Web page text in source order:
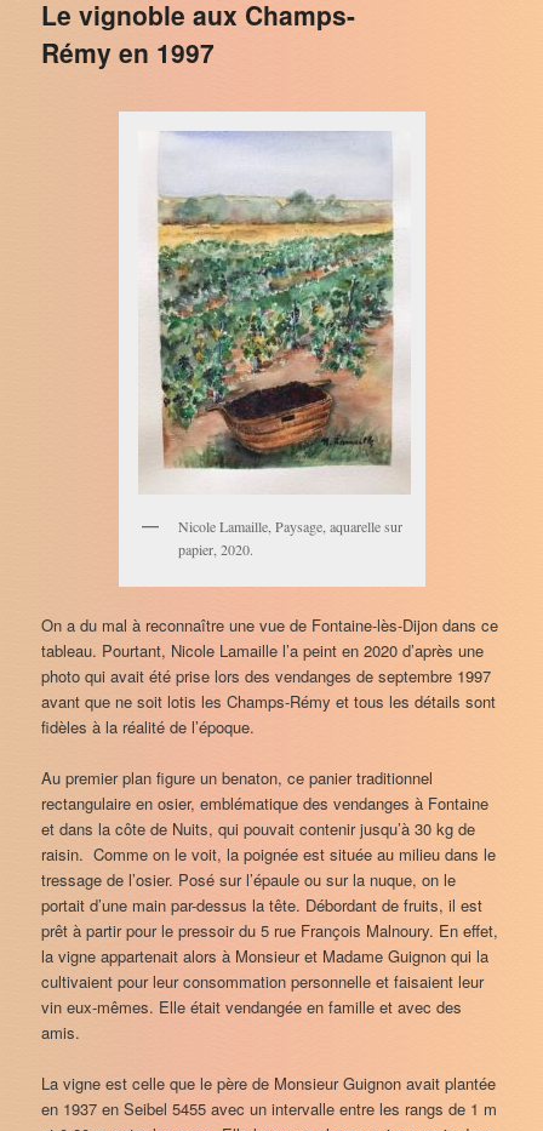
Le vignoble aux Champs-
Rémy en 1997
Nicole Lamaille, Paysage, aquarelle sur
papier, 2020.
On a du mal à reconnaître une vue de Fontaine-lès-Dijon dans ce
tableau. Pourtant, Nicole Lamaille l’a peint en 2020 d’après une
photo qui avait été prise lors des vendanges de septembre 1997
avant que ne soit lotis les Champs-Rémy et tous les détails sont
fidèles à la réalité de l’époque.
Au premier plan figure un benaton, ce panier traditionnel
rectangulaire en osier, emblématique des vendanges à Fontaine
et dans la côte de Nuits, qui pouvait contenir jusqu’à 30 kg de
raisin. Comme on le voit, la poignée est située au milieu dans le
tressage de l’osier. Posé sur l’épaule ou sur la nuque, on le
portait d’une main par-dessus la tête. Débordant de fruits, il est
prêt à partir pour le pressoir du 5 rue François Malnoury. En effet,
la vigne appartenait alors à Monsieur et Madame Guignon qui la
cultivaient pour leur consommation personnelle et faisaient leur
vin eux-mêmes. Elle était vendangée en famille et avec des
amis.
La vigne est celle que le père de Monsieur Guignon avait plantée
en 1937 en Seibel 5455 avec un intervalle entre les rangs de 1 m